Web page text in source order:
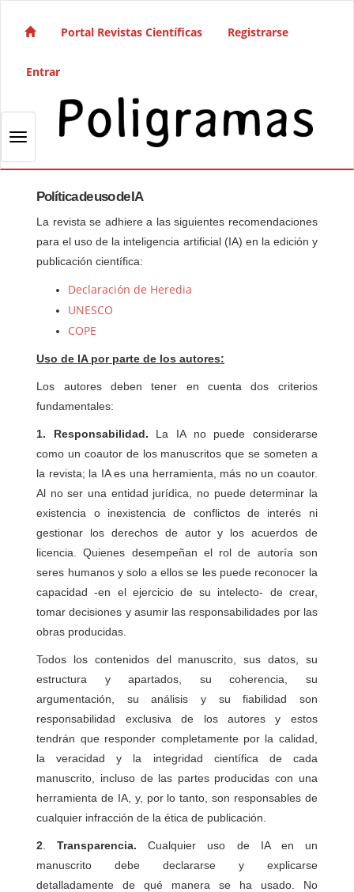
Navegación principal
Barra lateral
Portal Revistas Científicas Registrarse
Entrar
Toggle navigation
Política de uso de IA
La revista se adhiere a las siguientes recomendaciones
para el uso de la inteligencia artificial (IA) en la edición y
publicación científica:
Declaración de Heredia
UNESCO
COPE
Uso de IA por parte de los autores:
Los autores deben tener en cuenta dos criterios
fundamentales:
1. Responsabilidad. La IA no puede considerarse
como un coautor de los manuscritos que se someten a
la revista; la IA es una herramienta, más no un coautor.
Al no ser una entidad jurídica, no puede determinar la
existencia o inexistencia de conflictos de interés ni
gestionar los derechos de autor y los acuerdos de
licencia. Quienes desempeñan el rol de autoría son
seres humanos y solo a ellos se les puede reconocer la
capacidad -en el ejercicio de su intelecto- de crear,
tomar decisiones y asumir las responsabilidades por las
obras producidas.
Todos los contenidos del manuscrito, sus datos, su
estructura y apartados, su coherencia, su
argumentación, su análisis y su fiabilidad son
responsabilidad exclusiva de los autores y estos
tendrán que responder completamente por la calidad,
la veracidad y la integridad científica de cada
manuscrito, incluso de las partes producidas con una
herramienta de IA, y, por lo tanto, son responsables de
cualquier infracción de la ética de publicación.
2 .Transparencia. Cualquier uso de IA en un
manuscrito debe declararse y explicarse
detalladamente de qué manera se ha usado. No